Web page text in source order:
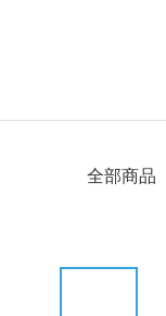
全部商品